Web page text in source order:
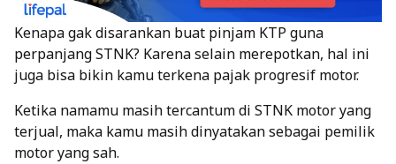
Kenapa gak disarankan buat pinjam KTP guna
perpanjang STNK? Karena selain merepotkan, hal ini
juga bisa bikin kamu terkena pajak progresif motor.
Ketika namamu masih tercantum di STNK motor yang
terjual, maka kamu masih dinyatakan sebagai pemilik
motor yang sah.